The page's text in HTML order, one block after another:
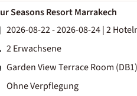
Seasons Resort Marrakech
2026-08-22 - 2026-08-24|2
2 Erwachsene
Garden View Terrace Room (DB1)
Ohne Verpflegung